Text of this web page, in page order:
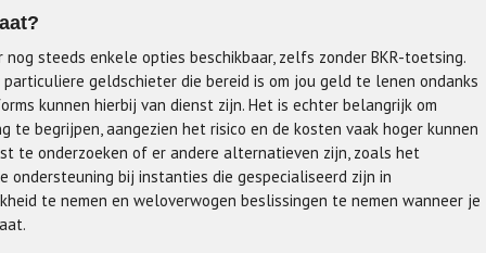
steeds enkele opties beschikbaar, zelfs zonder BKR-toetsing.
geldschieter die bereid is om jou geld te lenen ondanks
kunnen hierbij van dienst zijn. Het is echter belangrijk om
begrijpen, aangezien het risico en de kosten vaak hoger kunnen
te onderzoeken of er andere alternatieven zijn, zoals het
bij instanties die gespecialiseerd zijn in
te nemen en weloverwogen beslissingen te nemen wanneer je